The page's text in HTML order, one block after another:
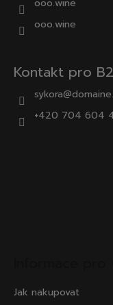
ooo.wine
ooo.wine
Kontakt pro
+420 704 604
Jak nakupovat